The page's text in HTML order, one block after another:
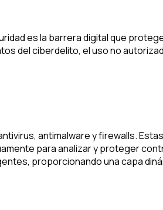
es la barrera digital que
del ciberdelito, el uso no
antimalware y firewalls.
para analizar y proteger
proporcionando una capa